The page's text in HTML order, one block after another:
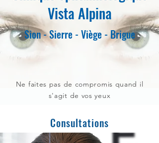
Vista Alpina
Sion - Sierre - Viège - Brigue
Ne faites pas de compromis quand il
s'agit de vos yeux
Consultations